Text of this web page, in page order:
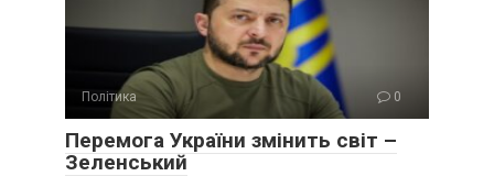
Політика 0
Перемога України змінить світ –
Зеленський